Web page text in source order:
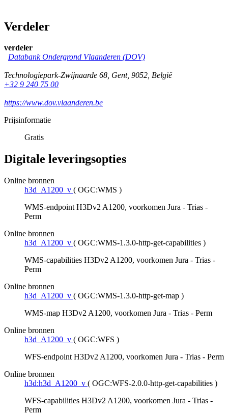
Verdeler
verdeler
Databank Ondergrond Vlaanderen (DOV)
Technologiepark-Zwijnaarde 68, Gent, 9052, België
+32 9 240 75 00
https://www.dov.vlaanderen.be
Prijsinformatie
Gratis
Digitale leveringsopties
Online bronnen
h3d_A1200_v ( OGC:WMS )
WMS-endpoint H3Dv2 A1200, voorkomen Jura - Trias -
Perm
Online bronnen
h3d_A1200_v ( OGC:WMS-1.3.0-http-get-capabilities )
WMS-capabilities H3Dv2 A1200, voorkomen Jura - Trias -
Perm
Online bronnen
h3d_A1200_v ( OGC:WMS-1.3.0-http-get-map )
WMS-map H3Dv2 A1200, voorkomen Jura - Trias - Perm
Online bronnen
h3d_A1200_v ( OGC:WFS )
WFS-endpoint H3Dv2 A1200, voorkomen Jura - Trias - Perm
Online bronnen
h3d:h3d_A1200_v ( OGC:WFS-2.0.0-http-get-capabilities )
WFS-capabilities H3Dv2 A1200, voorkomen Jura - Trias -
Perm